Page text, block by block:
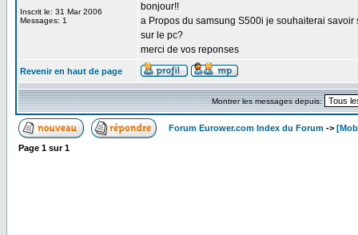
Inscrit le: 31 Mar 2006
Messages: 1
bonjour!!
a Propos du samsung S500i je souhaiterai
sur le pc?
merci de vos reponses
Revenir en haut de page
Montrer les messages depuis:
Forum Eurower.com Index du Forum ->
Page 1 sur1